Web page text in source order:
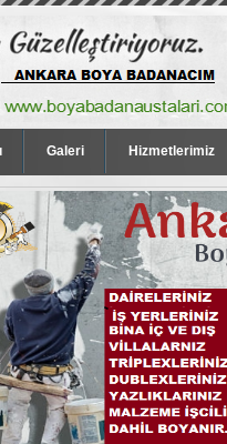
Galeri Hizmetlerimiz